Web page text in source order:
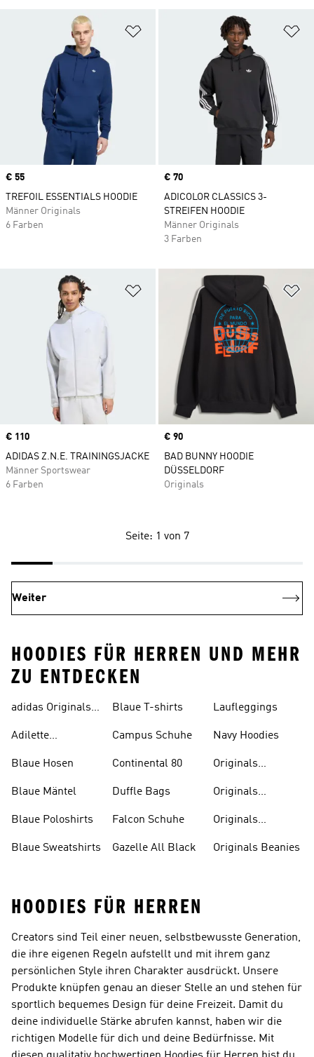
Zur Wunschliste hinzufügen
Price
€ 55
TREFOIL ESSENTIALS HOODIE
Männer Originals
6 Farben
Price
€ 70
ADICOLOR CLASSICS 3-
STREIFEN HOODIE
Männer Originals
3 Farben
Zur Wunschliste hinzufügen
Price
€ 110
ADIDAS Z.N.E. TRAININGSJACKE
Männer Sportswear
6 Farben
Price
€ 90
BAD BUNNY HOODIE
DÜSSELDORF
Originals
Seite: 1 von 7
Weiter
HOODIES FÜR HERREN UND MEHR
ZU ENTDECKEN
adidas Originals
Adilette
Blaue Hosen
Blaue Mäntel
Blaue Poloshirts
Blaue Sweatshirts
Blaue T-shirts
Campus Schuhe
Continental 80
Duffle Bags
Falcon Schuhe
Gazelle All Black
Laufleggings
Navy Hoodies
Originals
Originals
Originals
Oberteile
Originals Beanies
HOODIES FÜR HERREN
Creators sind Teil einer neuen, selbstbewusste Generation,
die ihre eigenen Regeln aufstellt und mit ihrem ganz
persönlichen Style ihren Charakter ausdrückt. Unsere
Produkte knüpfen genau an dieser Stelle an und stehen für
sportlich bequemes Design für deine Freizeit. Damit du
deine individuelle Stärke abrufen kannst, haben wir die
richtigen Modelle für dich und deine Bedürfnisse. Mit